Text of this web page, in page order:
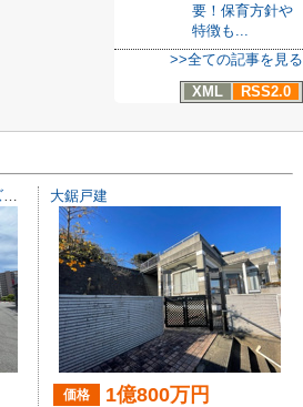
要！保育方針や
特徴も...
>>全ての記事を見る
XML
RSS2.0
ミナシア湘南ライフタウンヒルズフォート 大鋸戸建
価格 1億800万円